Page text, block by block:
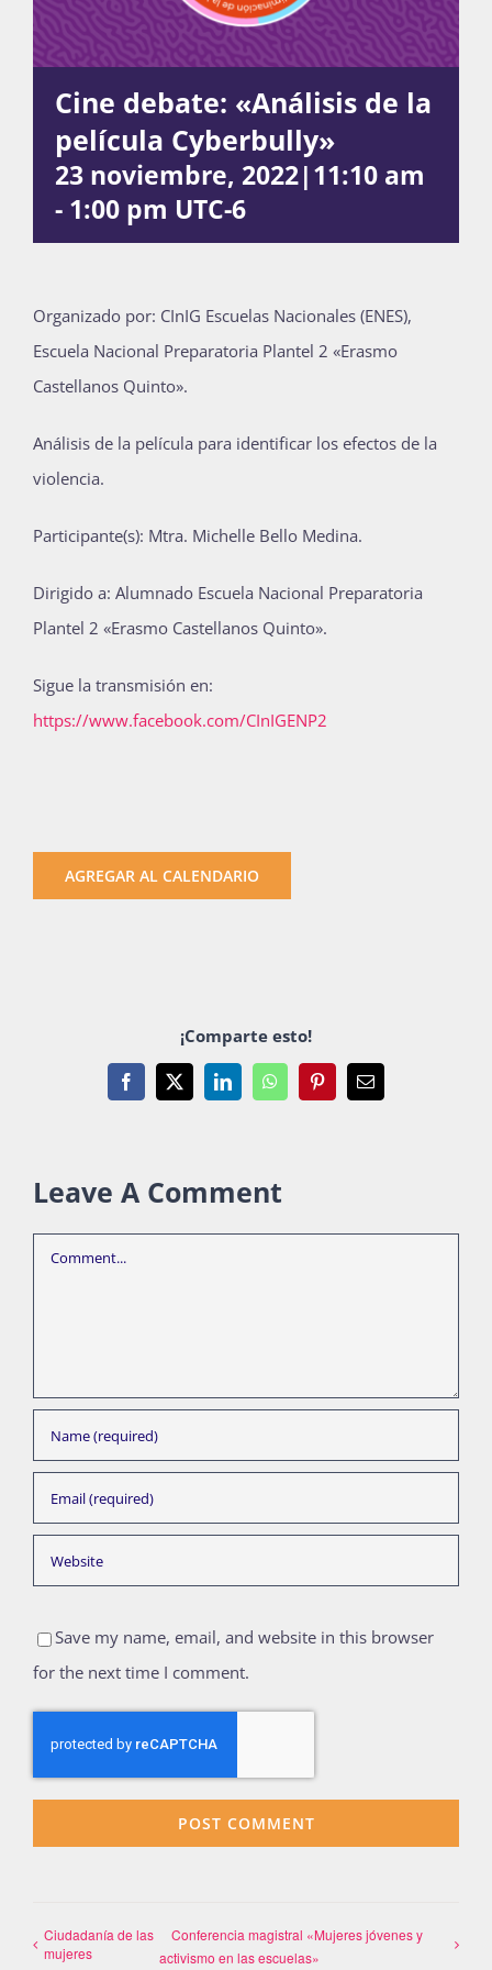
La Boletina
Recursos
Súmate
Publicaciones
Bienvenida generación 2027-1
Cine debate: «Análisis de la
película Cyberbully»
23 noviembre, 2022|11:10 am
- 1:00 pm UTC-6
Organizado por: CInIG Escuelas Nacionales (ENES),
Escuela Nacional Preparatoria Plantel 2 «Erasmo
Castellanos Quinto».
Análisis de la película para identificar los efectos de la
violencia.
Participante(s): Mtra. Michelle Bello Medina.
Dirigido a: Alumnado Escuela Nacional Preparatoria
Plantel 2 «Erasmo Castellanos Quinto».
Sigue la transmisión en:
https://www.facebook.com/CInIGENP2
AGREGAR AL CALENDARIO
¡Comparte esto!
Facebook
X LinkedInWhatsAppPinterestEmail
Leave A Comment
Comment
Save my name, email, and website in this browser
for the next time I comment.
Ciudadanía de las
mujeres
Conferencia magistral «Mujeres jóvenes y
activismo en las escuelas»